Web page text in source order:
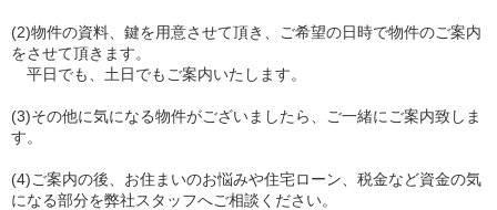
(2)物件の資料、鍵を用意させて頂き、ご希望の日時で物件のご案内
をさせて頂きます。
平日でも、土日でもご案内いたします。
(3)その他に気になる物件がございましたら、ご一緒にご案内致しま
す。
(4)ご案内の後、お住まいのお悩みや住宅ローン、税金など資金の気
になる部分を弊社スタッフへご相談ください。